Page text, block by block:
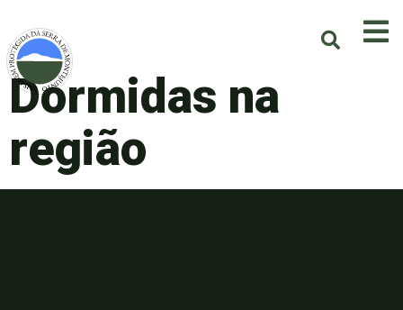
Dormidas na
região